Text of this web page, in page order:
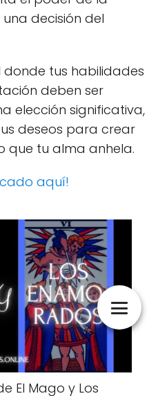
decisión del
donde tus habilidades
deben ser
elección significativa,
deseos para crear
que tu alma anhela.
aquí!
El Mago y Los